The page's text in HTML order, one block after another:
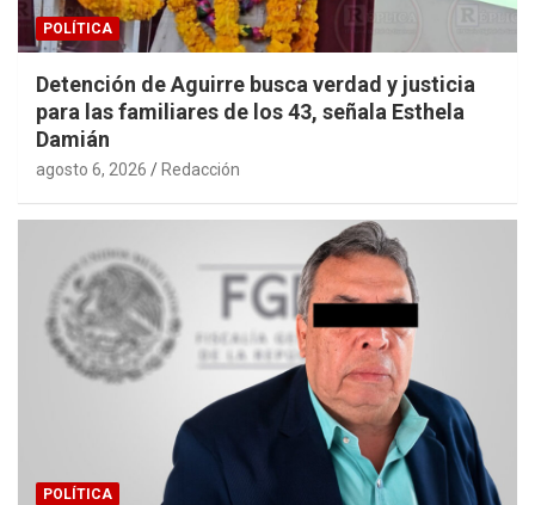
POLÍTICA
Detención de Aguirre busca verdad y justicia
para las familiares de los 43, señala Esthela
Damián
agosto 6, 2026 Redacción
POLÍTICA